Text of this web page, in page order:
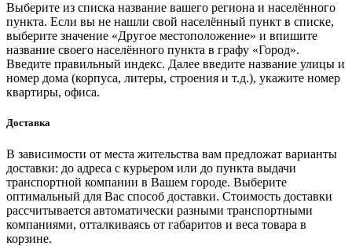
Выберите из списка название вашего региона и населённого
пункта. Если вы не нашли свой населённый пункт в списке,
выберите значение «Другое местоположение» и впишите
название своего населённого пункта в графу «Город».
Введите правильный индекс. Далее введите название улицы и
номер дома (корпуса, литеры, строения и т.д.), укажите номер
квартиры, офиса.
Доставка
В зависимости от места жительства вам предложат варианты
доставки: до адреса с курьером или до пункта выдачи
транспортной компании в Вашем городе. Выберите
оптимальный для Вас способ доставки. Стоимость доставки
рассчитывается автоматически разными транспортными
компаниями, отталкиваясь от габаритов и веса товара в
корзине.